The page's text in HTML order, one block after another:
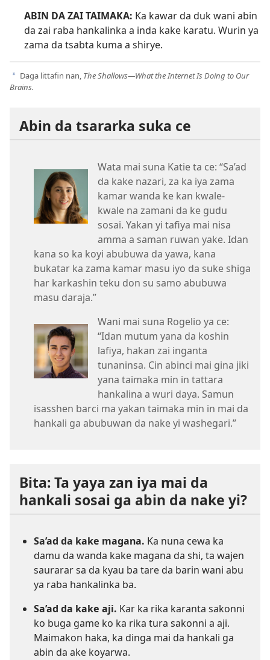
ABIN DA ZAI TAIMAKA: Ka kawar da duk wani abin
da zai raba hankalinka a inda kake karatu. Wurin ya
zama da tsabta kuma a shirye.
a Daga littafin nan, The Shallows​—⁠What the Internet Is Doing to Our
Brains.
Abin da tsararka suka ce
Wata mai suna Katie ta ce: “Sa’ad
da kake nazari, za ka iya zama
kamar wanda ke kan kwale-
kwale na zamani da ke gudu
sosai. Yakan yi tafiya mai nisa
amma a saman ruwan yake. Idan
kana so ka koyi abubuwa da yawa, kana
bukatar ka zama kamar masu iyo da suke shiga
har karkashin teku don su samo abubuwa
masu daraja.”
Wani mai suna Rogelio ya ce:
“Idan mutum yana da koshin
lafiya, hakan zai inganta
tunaninsa. Cin abinci mai gina jiki
yana taimaka min in tattara
hankalina a wuri daya. Samun
isasshen barci ma yakan taimaka min in mai da
hankali ga abubuwan da nake yi washegari.”
Bita: Ta yaya zan iya mai da
hankali sosai ga abin da nake yi?
Sa’ad da kake magana. Ka nuna cewa ka
damu da wanda kake magana da shi, ta wajen
saurarar sa da kyau ba tare da barin wani abu
ya raba hankalinka ba.
Sa’ad da kake aji. Kar ka rika karanta sakonni
ko buga game ko ka rika tura sakonni a aji.
Maimakon haka, ka dinga mai da hankali ga
abin da ake koyarwa.